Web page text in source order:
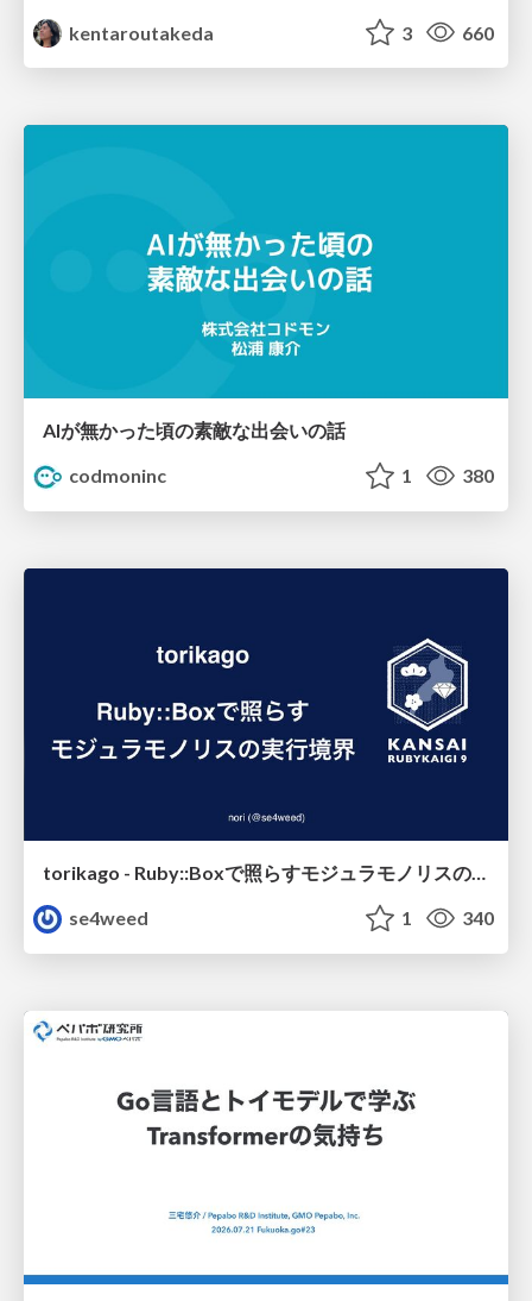
kentaroutakeda
3 660
AIが無かった頃の素敵な出会いの話
codmoninc
1 380
torikago - Ruby::Boxで照らすモジュラモノリスの実行境界
se4weed
1 340